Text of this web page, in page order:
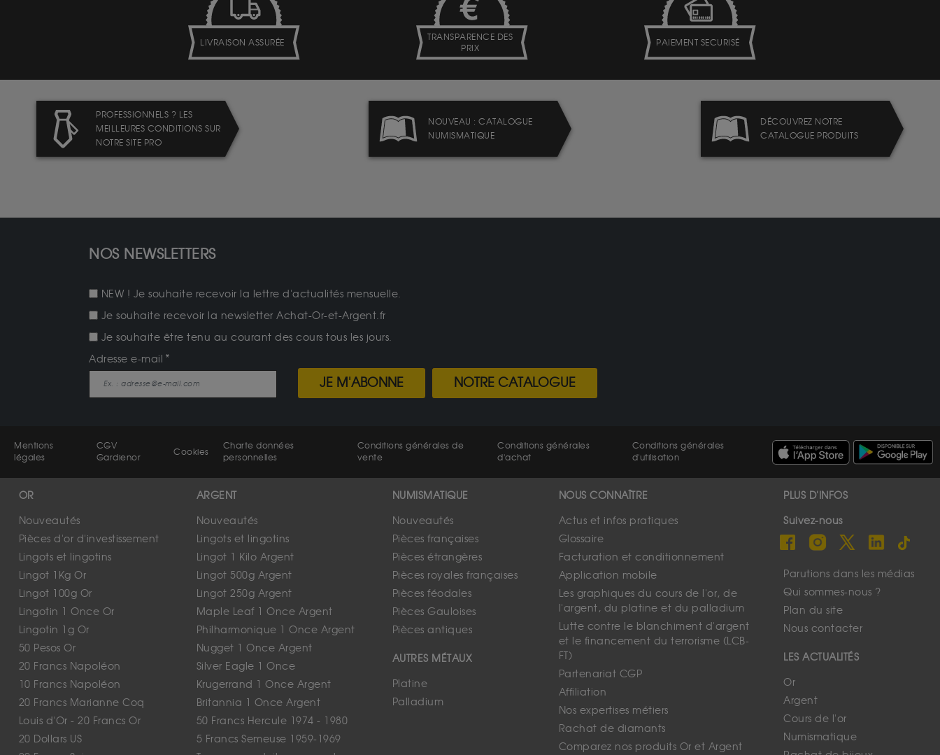
LIVRAISON ASSURÉE
TRANSPARENCE DES
PRIX
PAIEMENT SECURISÉ
PROFESSIONNELS ? LES
MEILLEURES CONDITIONS SUR
NOTRE SITE PRO
NOUVEAU : CATALOGUE
NUMISMATIQUE
DÉCOUVREZ NOTRE
CATALOGUE PRODUITS
NOS NEWSLETTERS
NEW ! Je souhaite recevoir la lettre d'actualités mensuelle.
Je souhaite recevoir la newsletter Achat-Or-et-Argent.fr
Je souhaite être tenu au courant des cours tous les jours.
Adresse e-mail
JE M'ABONNE NOTRE CATALOGUE
Mentions
légales
CGV
Gardienor
Cookies
Charte données
personnelles
Conditions générales de
vente
Conditions générales
d'achat
Conditions générales
d'utilisation
OR
Nouveautés
Pièces d'or d'investissement
Lingots et lingotins
Lingot 1Kg Or
Lingot 100g Or
Lingotin 1 Once Or
Lingotin 1g Or
50 Pesos Or
20 Francs Napoléon
10 Francs Napoléon
20 Francs Marianne Coq
Louis d'Or - 20 Francs Or
20 Dollars US
ARGENT
Nouveautés
Lingots et lingotins
Lingot 1 Kilo Argent
Lingot 500g Argent
Lingot 250g Argent
Maple Leaf 1 Once Argent
Philharmonique 1 Once Argent
Nugget 1 Once Argent
Silver Eagle 1 Once
Krugerrand 1 Once Argent
Britannia 1 Once Argent
50 Francs Hercule 1974 - 1980
5 Francs Semeuse 1959-1969
NUMISMATIQUE
Nouveautés
Pièces françaises
Pièces étrangères
Pièces royales françaises
Pièces féodales
Pièces Gauloises
Pièces antiques
AUTRES MÉTAUX
Platine
Palladium
NOUS CONNAÎTRE
Actus et infos pratiques
Glossaire
Facturation et conditionnement
Application mobile
Les graphiques du cours de l'or, de
l'argent, du platine et du palladium
Lutte contre le blanchiment d'argent
et le financement du terrorisme (LCB-
FT)
Partenariat CGP
Affiliation
Nos expertises métiers
Rachat de diamants
Comparez nos produits Or et Argent
PLUS D'INFOS
Suivez-nous
Parutions dans les médias
Qui sommes-nous ?
Plan du site
Nous contacter
LES ACTUALITÉS
Or
Argent
Cours de l'or
Numismatique